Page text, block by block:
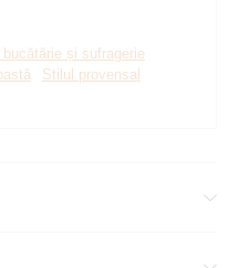
și sufragerie
Stilul provensal